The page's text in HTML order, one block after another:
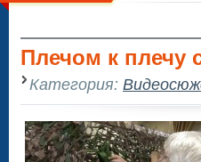
Плечом к плечу
Категория: